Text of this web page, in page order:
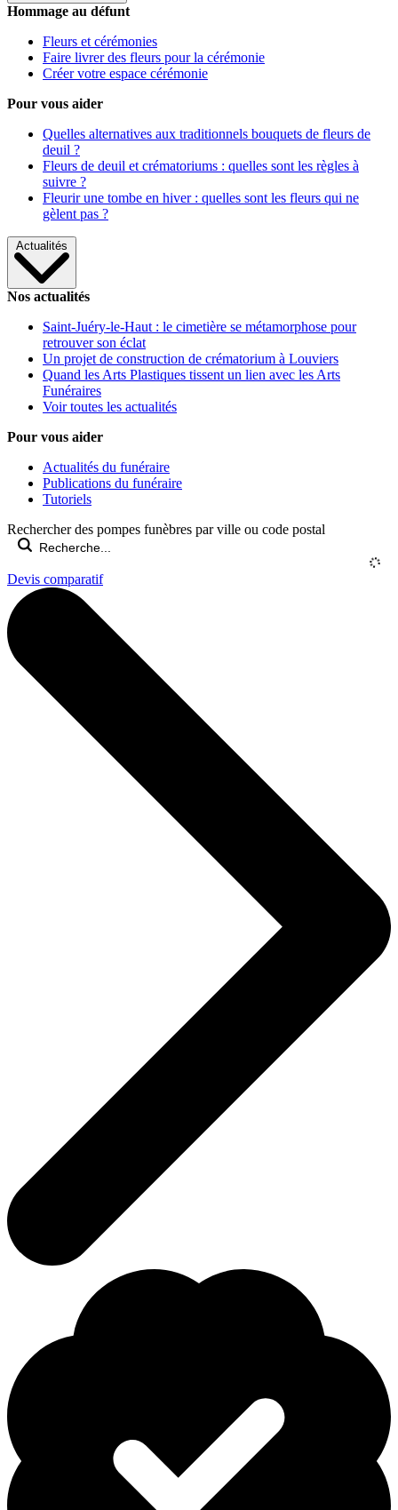
Hommage au défunt
Fleurs et cérémonies
Faire livrer des fleurs pour la cérémonie
Créer votre espace cérémonie
Pour vous aider
Quelles alternatives aux traditionnels bouquets de fleurs de
deuil ?
Fleurs de deuil et crématoriums : quelles sont les règles à
suivre ?
Fleurir une tombe en hiver : quelles sont les fleurs qui ne
gèlent pas ?
Actualités
Nos actualités
Saint-Juéry-le-Haut : le cimetière se métamorphose pour
retrouver son éclat
Un projet de construction de crématorium à Louviers
Quand les Arts Plastiques tissent un lien avec les Arts
Funéraires
Voir toutes les actualités
Pour vous aider
Actualités du funéraire
Publications du funéraire
Tutoriels
Rechercher des pompes funèbres par ville ou code postal
Devis comparatif